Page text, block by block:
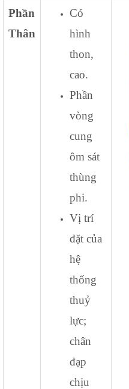
Phần
Thân
Có
hình
thon,
cao.
Phần
vòng
cung
ôm sát
thùng
phi.
Vị trí
đặt của
hệ
thống
thuỷ
lực;
chân
đạp
chịu